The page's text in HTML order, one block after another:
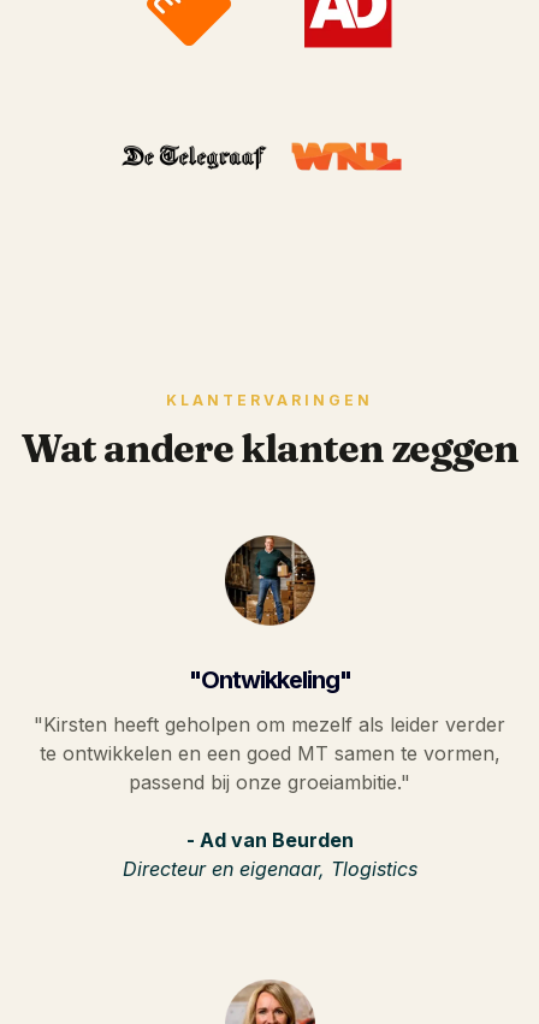
KLANTERVARINGEN
Wat andere klanten zeggen
"Ontwikkeling"
"Kirsten heeft geholpen om mezelf als leider verder
te ontwikkelen en een goed MT samen te vormen,
passend bij onze groeiambitie."
- Ad van Beurden
Directeur en eigenaar, Tlogistics